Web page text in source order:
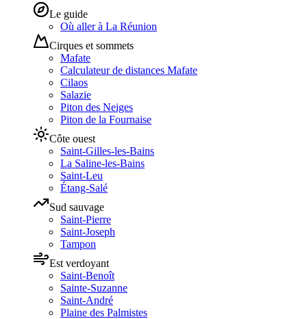
Le guide
Où aller à La Réunion
Cirques et sommets
Mafate
Calculateur de distances Mafate
Cilaos
Salazie
Piton des Neiges
Piton de la Fournaise
Côte ouest
Saint-Gilles-les-Bains
La Saline-les-Bains
Saint-Leu
Étang-Salé
Sud sauvage
Saint-Pierre
Saint-Joseph
Tampon
Est verdoyant
Saint-Benoît
Sainte-Suzanne
Saint-André
Plaine des Palmistes